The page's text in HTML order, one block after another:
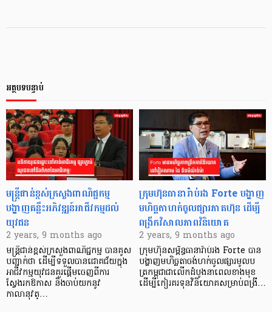
អត្ថបទបន្ទាប់
មន្ត្រីជាន់ខ្ពស់ក្រសួងពាណិជ្ជកម្ម
បង្ហាញគន្លឹះអភិវឌ្ឍន៍អាជីវកម្មដល់
យុវជន
2 years, 9 months ago
មន្រ្តីជាន់ខ្ពស់ក្រសួងពាណិជ្ជកម្ម បានគូស
បញ្ជាក់ថា ដើម្បីទទួលបានជោគជ័យក្នុង
អាជីវកម្មយុវជនគួរផ្តើមចេញពីការ
ស្វែងរកឱកាស និងចាប់យកនូវ
កាលានុវត្…
ក្រុមហ៊ុនធានារ៉ាប់រង Forte បង្ហាញ
មហិច្ឆតាហក់ចូលផ្សារភាគហ៊ុន ដើម្បី
ពង្រីកវិសាលភាពវិនិយោគ
2 years, 9 months ago
ក្រុមហ៊ុនសម្ព័ន្ធធានារ៉ាប់រង Forte បាន
បង្ហាញមហិច្ឆតាចង់ហក់ចូលផ្សារមូលប
ត្រកម្ពុជាជាលើកដំបូងនាពេលខាងមុខ
ដើម្បីកៀរគរទុនវិនិយោគសម្រាប់ពង្រី…